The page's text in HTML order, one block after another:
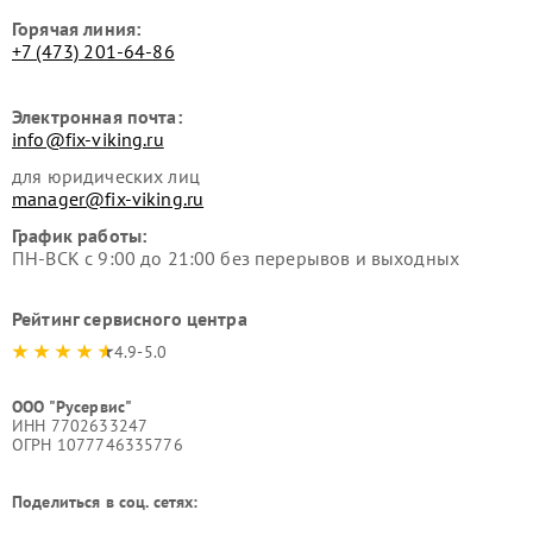
Горячая линия:
+7 (473) 201-64-86
Электронная почта:
info@fix-viking.ru
для юридических лиц
manager@fix-viking.ru
График работы:
ПН-ВСК с 9:00 до 21:00 без перерывов и выходных
Рейтинг сервисного центра
4.9-5.0
ООО "Русервис"
ИНН 7702633247
ОГРН 1077746335776
Поделиться в соц. сетях: